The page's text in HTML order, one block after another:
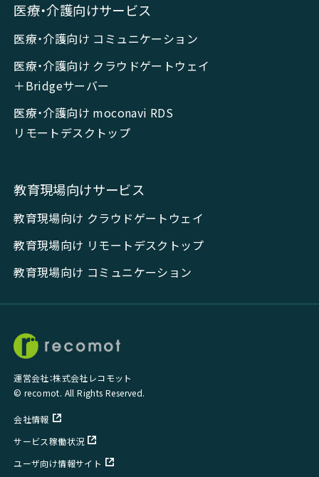
医療・介護向けサービス
医療・介護向け コミュニケーション
医療・介護向け クラウドゲートウェイ
＋Bridgeサーバー
医療・介護向け moconavi RDS
リモートデスクトップ
教育現場向けサービス
教育現場向け クラウドゲートウェイ
教育現場向け リモートデスクトップ
教育現場向け コミュニケーション
運営会社：株式会社レコモット
© recomot. All Rights Reserved.
会社情報
サービス稼働状況
ユーザ向け情報サイト